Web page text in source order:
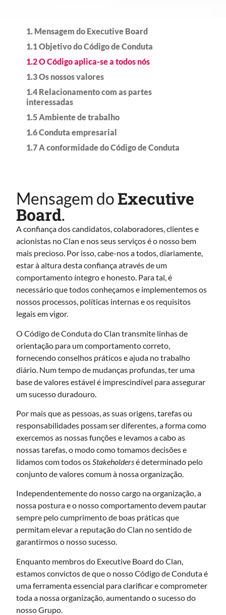
1. Mensagem do Executive Board​
1.1 Objetivo do Código de Conduta​
1.2 O Código aplica-se a todos nós​
1.3 Os nossos valores​​
1.4 Relacionamento com as partes
interessadas​​
1.5 Ambiente de trabalho​
1.6 Conduta empresarial​​
1.7 A conformidade do Código de Conduta​​
Mensagem doExecutive
Board​.
A confiança dos candidatos, colaboradores, clientes e
acionistas no Clan e nos seus serviços é o nosso bem
mais precioso. Por isso, cabe-nos a todos, diariamente,
estar à altura desta confiança através de um
comportamento íntegro e honesto. Para tal, é
necessário que todos conheçamos e implementemos os
nossos processos, políticas internas e os requisitos
legais em vigor.
O Código de Conduta do Clan transmite linhas de
orientação para um comportamento correto,
fornecendo conselhos práticos e ajuda no trabalho
diário. Num tempo de mudanças profundas, ter uma
base de valores estável é imprescindível para assegurar
um sucesso duradouro.
Por mais que as pessoas, as suas origens, tarefas ou
responsabilidades possam ser diferentes, a forma como
exercemos as nossas funções e levamos a cabo as
nossas tarefas, o modo como tomamos decisões e
lidamos com todos osStakeholdersé determinado pelo
conjunto de valores comum à nossa organização.
Independentemente do nosso cargo na organização, a
nossa postura e o nosso comportamento devem pautar
sempre pelo cumprimento de boas práticas que
permitam elevar a reputação do Clan no sentido de
garantirmos o nosso sucesso.
Enquanto membros do Executive Board do Clan,
estamos convictos de que o nosso Código de Conduta é
uma ferramenta essencial para clarificar e comprometer
toda a nossa organização, aumentando o sucesso do
nosso Grupo.